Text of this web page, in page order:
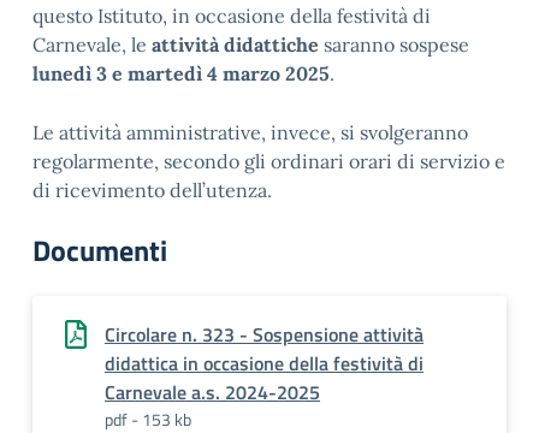
questo Istituto, in occasione della festività di
Carnevale, le attività didattiche saranno sospese
lunedì 3 e martedì 4 marzo 2025.
Le attività amministrative, invece, si svolgeranno
regolarmente, secondo gli ordinari orari di servizio e
di ricevimento dell’utenza.
Documenti
Circolare n. 323 - Sospensione attività
didattica in occasione della festività di
Carnevale a.s. 2024-2025
pdf - 153 kb